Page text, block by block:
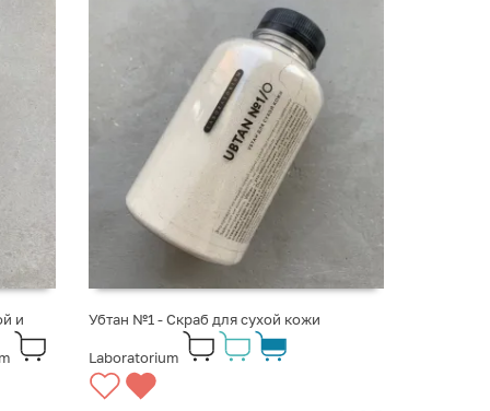
и Убтан №1 - Скраб для сухой кожи
Laboratorium